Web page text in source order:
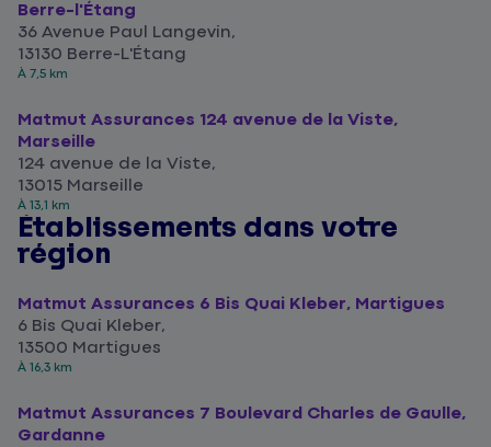
Berre-l'Étang
36 Avenue Paul Langevin,
13130 Berre-L'Étang
À 7,5 km
Matmut Assurances 124 avenue de la Viste,
Marseille
124 avenue de la Viste,
13015 Marseille
À 13,1 km
Établissements dans votre
région
Matmut Assurances 6 Bis Quai Kleber, Martigues
6 Bis Quai Kleber,
13500 Martigues
À 16,3 km
Matmut Assurances 7 Boulevard Charles de Gaulle,
Gardanne